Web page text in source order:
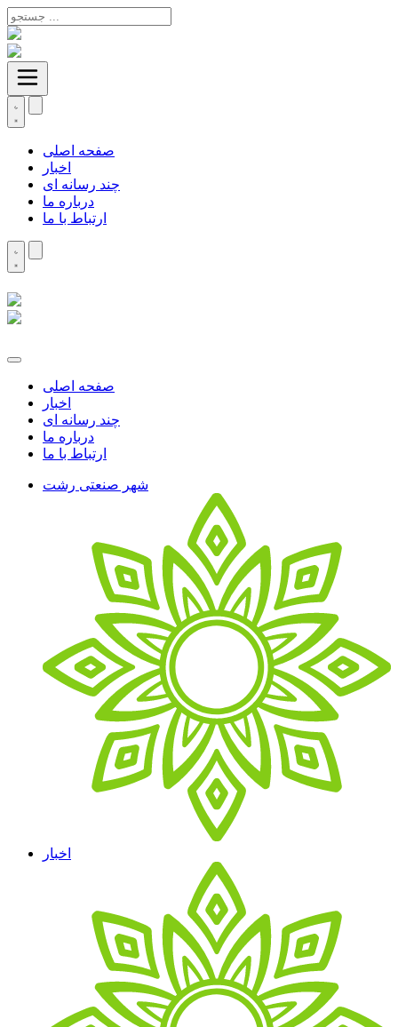
صفحه اصلی
اخبار
چند رسانه ای
درباره ما
ارتباط با ما
صفحه اصلی
اخبار
چند رسانه ای
درباره ما
ارتباط با ما
شهر صنعتی رشت
اخبار